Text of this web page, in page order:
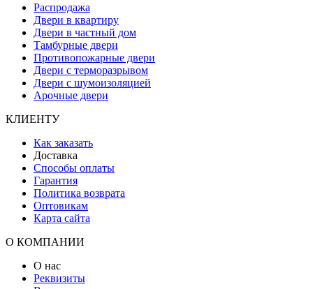
Распродажа
Двери в квартиру
Двери в частный дом
Тамбурные двери
Противопожарные двери
Двери с терморазрывом
Двери с шумоизоляцией
Арочные двери
КЛИЕНТУ
Как заказать
Доставка
Способы оплаты
Гарантия
Политика возврата
Оптовикам
Карта сайта
О КОМПАНИИ
О нас
Реквизиты